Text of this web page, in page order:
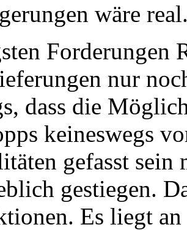
wäre
Forderungen
nur
dass die
keineswegs
gefasst sein
gestiegen.
Es liegt